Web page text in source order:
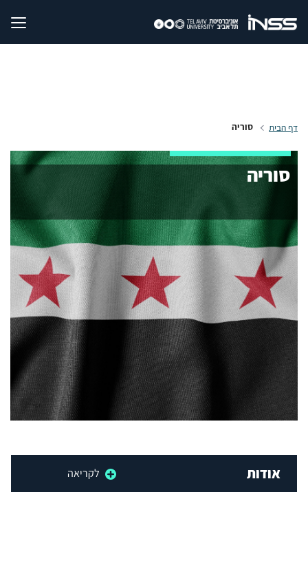
דף הבית סוריה
סוריה
אודות לקריאה